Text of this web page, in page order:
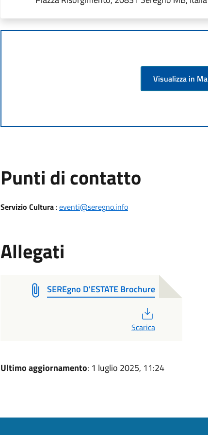
Visualizza in
Punti di contatto
Servizio Cultura :eventi@seregno.info
Allegati
SEREgno D'ESTATE Brochure
Scarica
Ultimo aggiornamento: 1 luglio 2025, 11:24